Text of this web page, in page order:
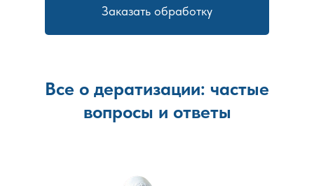
Заказать обработку
Все о дератизации: частые
вопросы и ответы